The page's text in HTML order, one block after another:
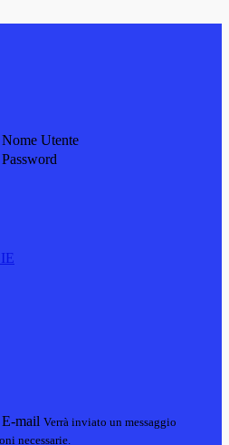
Nome Utente
Password
E-mail Verrà inviato un messaggio
necessarie.